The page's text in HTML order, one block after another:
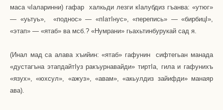
маса чIаларинни) гафар
халкьди лезги кIалубдиз гъанва: «утюг»
— «уьтуь»,
«поднос» — «пIатIнус», «перепись» — «бирбицI»,
«этап» — «ятаб» ва мсб.? «Нумрани» гьахьтинбурукай сад я.
(Инал мад са алава хъийин: «ятаб» гафунин
сифтегьан манада
«дустагъна этапдайтIуз ракъурнавайди» тиртIа, гила и гафунихъ
«язух», «юхсул», «ажуз», «авам», «акьулдиз зайифди» манаяр
ава).